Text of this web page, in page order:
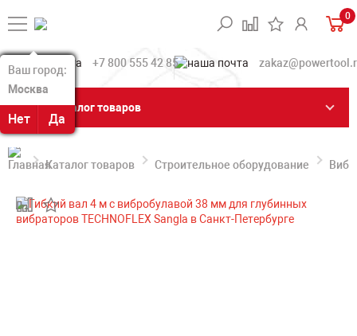
Ваш город:
Москва
Нет Да
Ваш город:
Москва
Нет Да
0
+7 800 555 42 85
Каталог товаров
Каталог товаров Строительное оборудование